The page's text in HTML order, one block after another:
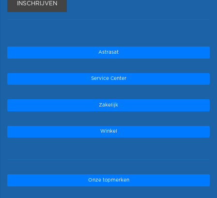
INSCHRIJVEN
Astrasat
Service Center
Zakelijk
Winkel
Onze topmerken